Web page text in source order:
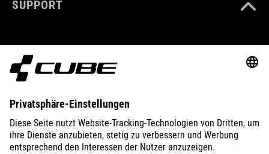
SUPPORT
ABOUT US